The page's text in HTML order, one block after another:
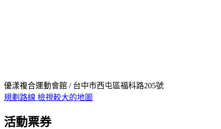
優漾複合運動會館 / 台中市西屯區福科路205號
規劃路線 檢視較大的地圖
活動票券